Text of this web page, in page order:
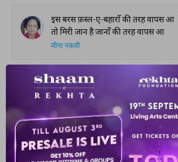
इस बरस फ़स्ल-ए-बहाराँ की तरह वापस आ
तो मिरी जान है जानाँ की तरह वापस आ
मीना नक़वी
SHOW MORE SUGGESTIONS
COMMENT
SHARE YOUR VIEWS